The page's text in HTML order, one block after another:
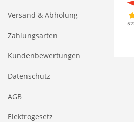
Versand & Abholung
Zahlungsarten
Kundenbewertungen
Datenschutz
AGB
Elektrogesetz